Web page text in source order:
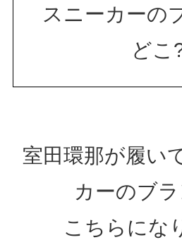
スニーカーの
どこ
室田環那が履い
カーのブ
こちらにな